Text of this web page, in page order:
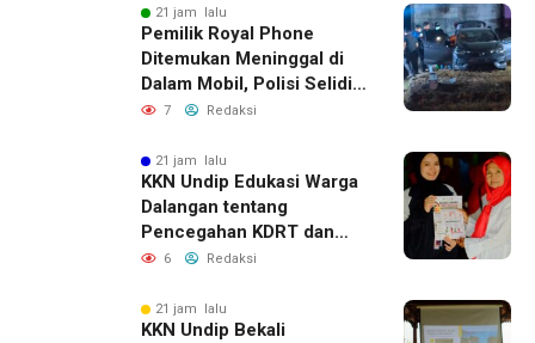
21 jam lalu
Pemilik Royal Phone
Ditemukan Meninggal di
Dalam Mobil, Polisi Selidiki
Dugaan Keterkaitan
7 Redaksi
21 jam lalu
KKN Undip Edukasi Warga
Dalangan tentang
Pencegahan KDRT dan
Komunikasi Keluarga
6 Redaksi
21 jam lalu
KKN Undip Bekali